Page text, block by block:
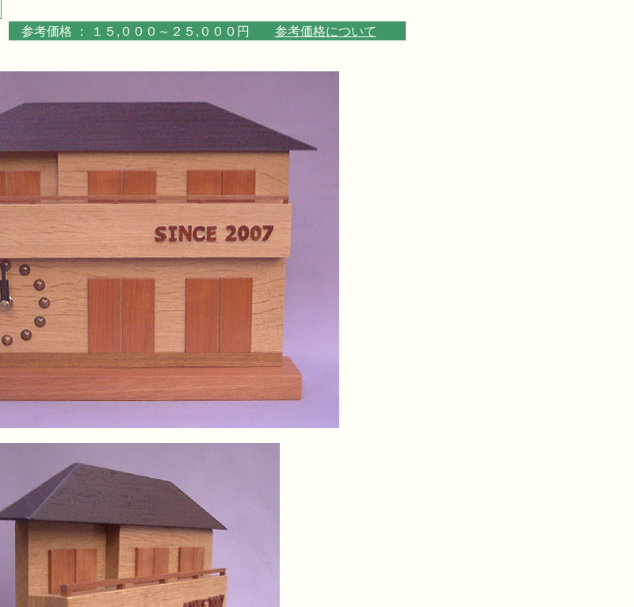
参考価格 ： １５,０００～２５,０００円 参考価格について